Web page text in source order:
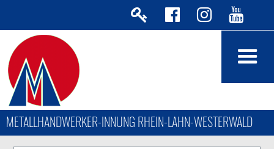
METALLHANDWERKER-INNUNG RHEIN-LAHN-WESTERWALD